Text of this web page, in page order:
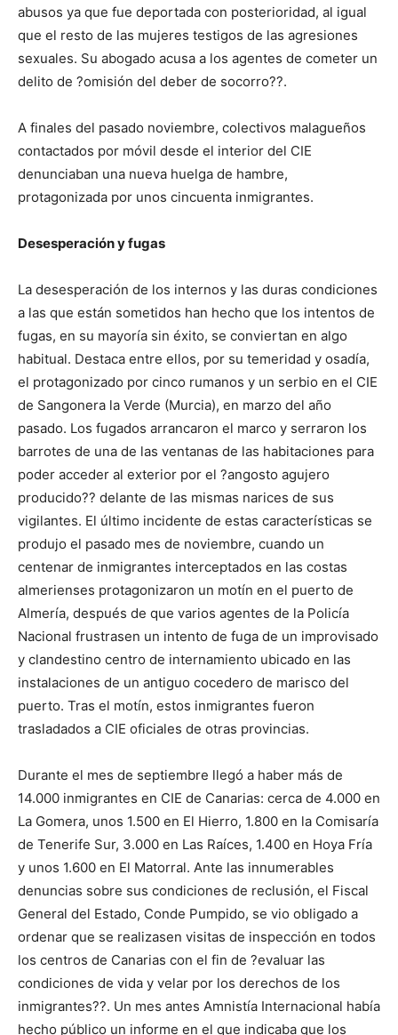
abusos ya que fue deportada con posterioridad, al igual
que el resto de las mujeres testigos de las agresiones
sexuales. Su abogado acusa a los agentes de cometer un
delito de ?omisión del deber de socorro??.
A finales del pasado noviembre, colectivos malagueños
contactados por móvil desde el interior del CIE
denunciaban una nueva huelga de hambre,
protagonizada por unos cincuenta inmigrantes.
Desesperación y fugas
La desesperación de los internos y las duras condiciones
a las que están sometidos han hecho que los intentos de
fugas, en su mayoría sin éxito, se conviertan en algo
habitual. Destaca entre ellos, por su temeridad y osadía,
el protagonizado por cinco rumanos y un serbio en el CIE
de Sangonera la Verde (Murcia), en marzo del año
pasado. Los fugados arrancaron el marco y serraron los
barrotes de una de las ventanas de las habitaciones para
poder acceder al exterior por el ?angosto agujero
producido?? delante de las mismas narices de sus
vigilantes. El último incidente de estas características se
produjo el pasado mes de noviembre, cuando un
centenar de inmigrantes interceptados en las costas
almerienses protagonizaron un motín en el puerto de
Almería, después de que varios agentes de la Policía
Nacional frustrasen un intento de fuga de un improvisado
y clandestino centro de internamiento ubicado en las
instalaciones de un antiguo cocedero de marisco del
puerto. Tras el motín, estos inmigrantes fueron
trasladados a CIE oficiales de otras provincias.
Durante el mes de septiembre llegó a haber más de
14.000 inmigrantes en CIE de Canarias: cerca de 4.000 en
La Gomera, unos 1.500 en El Hierro, 1.800 en la Comisaría
de Tenerife Sur, 3.000 en Las Raíces, 1.400 en Hoya Fría
y unos 1.600 en El Matorral. Ante las innumerables
denuncias sobre sus condiciones de reclusión, el Fiscal
General del Estado, Conde Pumpido, se vio obligado a
ordenar que se realizasen visitas de inspección en todos
los centros de Canarias con el fin de ?evaluar las
condiciones de vida y velar por los derechos de los
inmigrantes??. Un mes antes Amnistía Internacional había
hecho público un informe en el que indicaba que los